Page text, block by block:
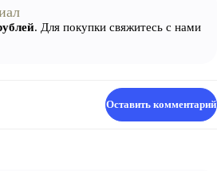
. Для покупки свяжитесь с нами
Оставить комментарий